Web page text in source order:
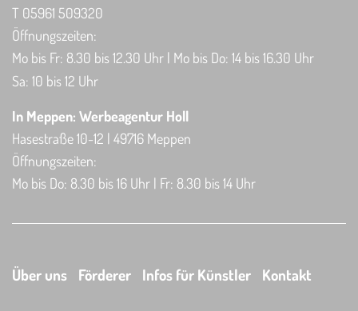
T 05961 509320
Öffnungszeiten:
Mo bis Fr: 8.30 bis 12.30 Uhr | Mo bis Do: 14 bis 16.30 Uhr
Sa: 10 bis 12 Uhr
In Meppen: Werbeagentur Holl
Hasestraße 10-12 | 49716 Meppen
Öffnungszeiten:
Mo bis Do: 8.30 bis 16 Uhr | Fr: 8.30 bis 14 Uhr
Über uns Förderer Infos für Künstler Kontakt